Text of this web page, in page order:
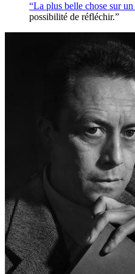
“La plus belle chose sur un
possibilité de réfléchir.”